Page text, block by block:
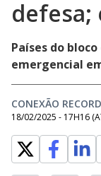
defesa;
Países do
emergencial
CONEXÃO
18/02/2025 - 17H16